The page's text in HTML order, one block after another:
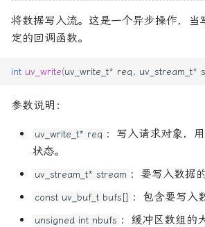
将数据写入流。这是一个异步操作，当
定的回调函数。
int uv_write(uv_write_t* req, uv_stream_t*
参数说明：
uv_write_t* req ：写入请求对象，
状态。
uv_stream_t* stream ：要写入数据
const uv_buf_t bufs[] ：包含要写入
unsigned int nbufs ：缓冲区数组的